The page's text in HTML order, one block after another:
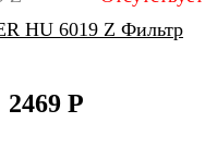
HU 6019 Z Фильтр
2469 Р